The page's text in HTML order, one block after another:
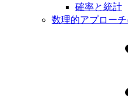
確率と統計
数理的アプロー